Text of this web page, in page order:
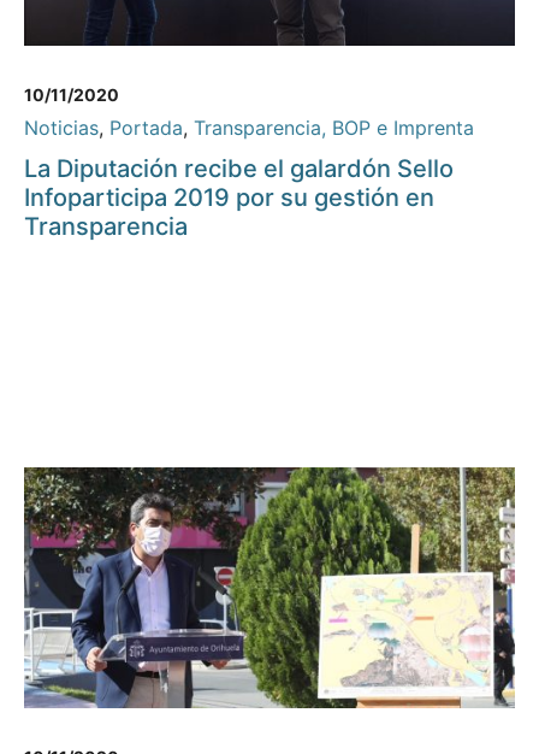
10/11/2020
Noticias, Portada, Transparencia, BOP e Imprenta
La Diputación recibe el galardón Sello
Infoparticipa 2019 por su gestión en
Transparencia